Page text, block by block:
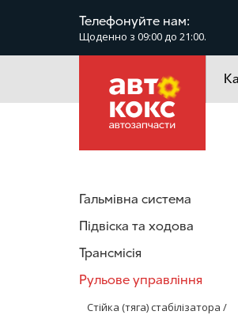
Телефонуйте нам:
Щоденно з 09:00 до 21:00.
Гальмівна система
Підвіска та ходова
Трансмісія
Рульове управління
Стійка (тяга) стабілізатора /